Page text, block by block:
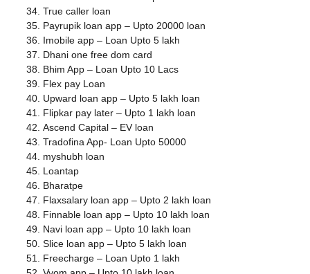
True caller loan
Payrupik loan app – Upto 20000 loan
Imobile app – Loan Upto 5 lakh
Dhani one free dom card
Bhim App – Loan Upto 10 Lacs
Flex pay Loan
Upward loan app – Upto 5 lakh loan
Flipkar pay later – Upto 1 lakh loan
Ascend Capital – EV loan
Tradofina App- Loan Upto 50000
myshubh loan
Loantap
Bharatpe
Flaxsalary loan app – Upto 2 lakh loan
Finnable loan app – Upto 10 lakh loan
Navi loan app – Upto 10 lakh loan
Slice loan app – Upto 5 lakh loan
Freecharge – Loan Upto 1 lakh